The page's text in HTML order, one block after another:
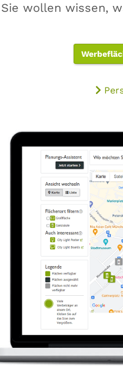
Sie wollen wissen,